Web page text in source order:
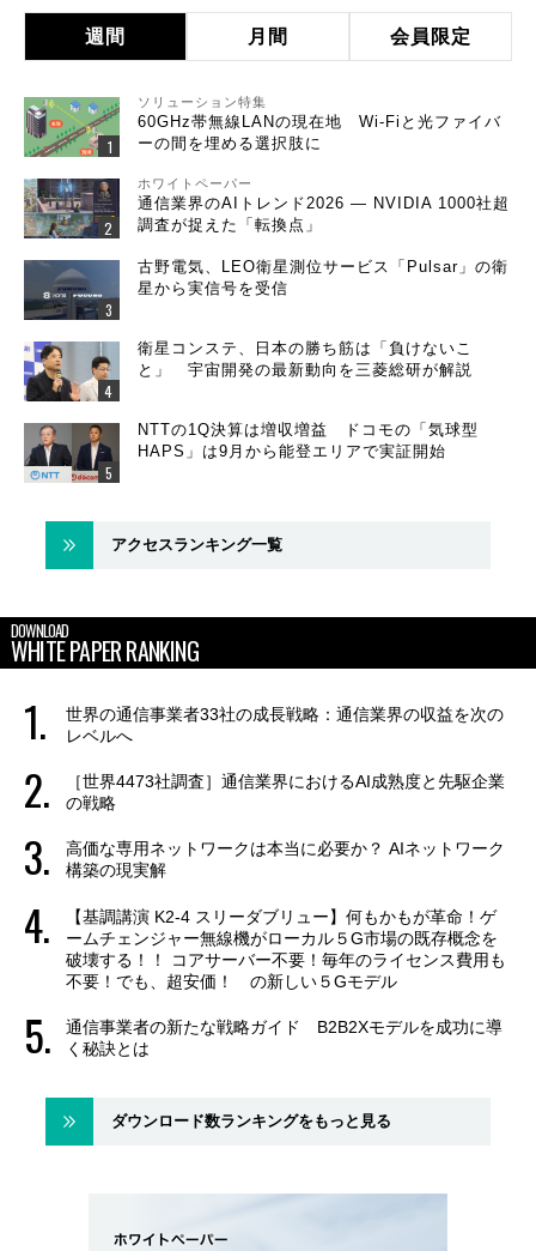
週間 月間 会員限定
ソリューション特集
60GHz帯無線LANの現在地 Wi-Fiと光ファイバ
ーの間を埋める選択肢に
ホワイトペーパー
通信業界のAIトレンド2026 ― NVIDIA 1000社超
調査が捉えた「転換点」
古野電気、LEO衛星測位サービス「Pulsar」の衛
星から実信号を受信
衛星コンステ、日本の勝ち筋は「負けないこ
と」 宇宙開発の最新動向を三菱総研が解説
NTTの1Q決算は増収増益 ドコモの「気球型
HAPS」は9月から能登エリアで実証開始
アクセスランキング一覧
DOWNLOAD
WHITE PAPER RANKING
世界の通信事業者33社の成長戦略：通信業界の収益を次の
レベルへ
［世界4473社調査］通信業界におけるAI成熟度と先駆企業
の戦略
高価な専用ネットワークは本当に必要か？ AIネットワーク
構築の現実解
【基調講演 K2-4 スリーダブリュー】何もかもが革命！ゲ
ームチェンジャー無線機がローカル５G市場の既存概念を
破壊する！！ コアサーバー不要！毎年のライセンス費用も
不要！でも、超安価！ の新しい５Gモデル
通信事業者の新たな戦略ガイド B2B2Xモデルを成功に導
く秘訣とは
ダウンロード数ランキングをもっと見る